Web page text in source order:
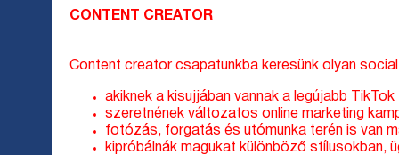
CONTENT CREATOR
Content creator csapatunkba keresünk olyan
akiknek a kisujjában vannak a legújabb TikTok
szeretnének változatos online marketing
fotózás, forgatás és utómunka terén is van
kipróbálnák magukat különböző stílusokban,